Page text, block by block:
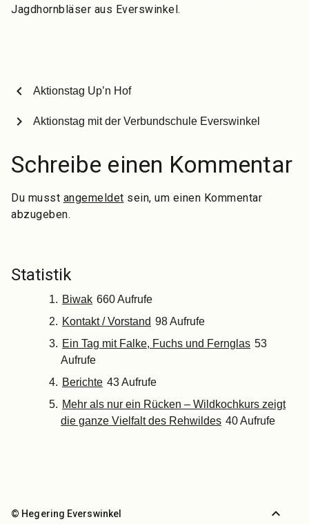
Jagdhornbläser aus Everswinkel.
chevron_left Aktionstag Up’n Hof
Aktionstag mit der Verbundschule Everswinkel
chevron_right
Schreibe einen Kommentar
Du musst angemeldet sein, um einen Kommentar
abzugeben.
Statistik
Biwak 660 Aufrufe
Kontakt / Vorstand 98 Aufrufe
Ein Tag mit Falke, Fuchs und Fernglas 53
Aufrufe
Berichte 43 Aufrufe
Mehr als nur ein Rücken – Wildkochkurs zeigt
die ganze Vielfalt des Rehwildes 40 Aufrufe
© Hegering Everswinkel expand_less